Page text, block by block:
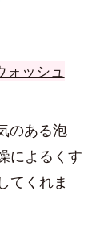
ッシュ
のある泡
によるくす
てくれま